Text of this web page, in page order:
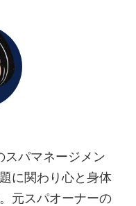
スパマネージメン
に関わり心と身体
元スパオーナーの